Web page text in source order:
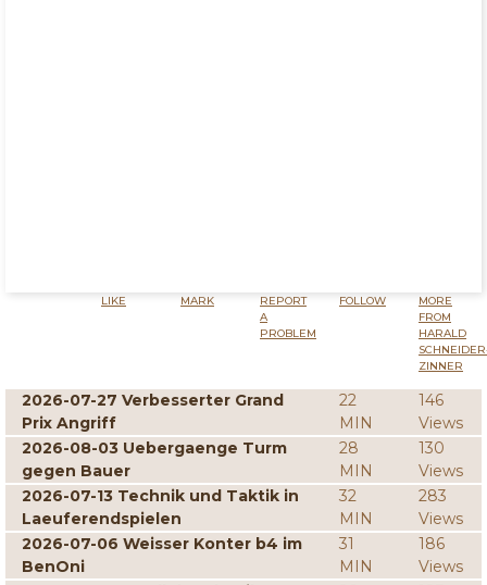
LIKE MARK
REPORT
A
PROBLEM
FOLLOW
MORE
FROM
HARALD
ZINNER
2026-07-27 Verbesserter Grand
Prix Angriff
22
MIN
146
Views
2026-08-03 Uebergaenge Turm
gegen Bauer
28
MIN
130
Views
2026-07-13 Technik und Taktik in
Laeuferendspielen
32
MIN
283
Views
2026-07-06 Weisser Konter b4 im
BenOni
31
MIN
186
Views